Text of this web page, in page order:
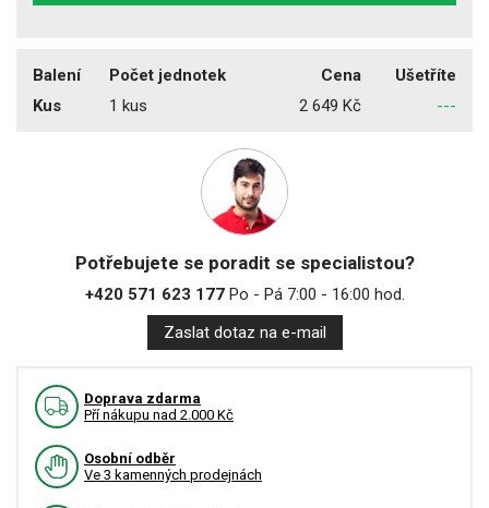
Balení Počet jednotek Cena
Ušetříte
Kus
1 kus 2 649 Kč ---
Potřebujete se poradit se specialistou?
+420 571 623 177Po - Pá 7:00 - 16:00 hod.
Zaslat dotaz na e-mail
Doprava zdarma
Pří nákupu nad 2.000 Kč
Osobní odběr
Ve 3 kamenných prodejnách